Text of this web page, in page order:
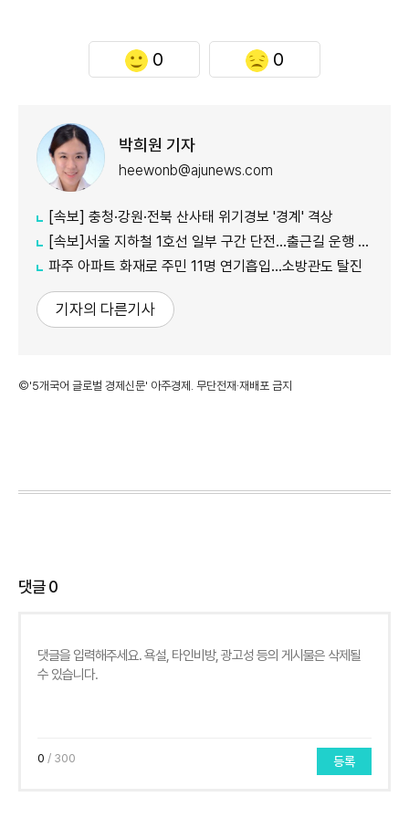
0 0
박희원 기자
heewonb@ajunews.com
[속보] 충청·강원·전북 산사태 위기경보 '경계' 격상
[속보]서울 지하철 1호선 일부 구간 단전…출근길 운행 지연
파주 아파트 화재로 주민 11명 연기흡입…소방관도 탈진
기자의 다른기사
©'5개국어 글로벌 경제신문' 아주경제. 무단전재·재배포 금지
댓글0
0 / 300 등록